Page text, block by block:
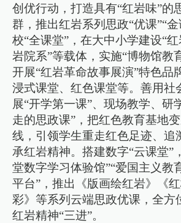
创优行动，打造具有“红岩味”的
群，推出红岩系列思政“优课”“
校“全课堂”，在大中小学建设“
岩院系”等载体，实施“博物馆教
开展“红岩革命故事展演”特色品
浸式课堂、红色课堂等。善用社
展“开学第一课”、现场教学、研
走的思政课”，把红色教育基地
线，引领学生重走红色足迹、追
承红岩精神。搭建数字“云课堂”
堂数字学习体验馆”“爱国主义教
平台”，推出《版画绘红岩》《
彩》等系列云端思政优课，全方
红岩精神“三进”。